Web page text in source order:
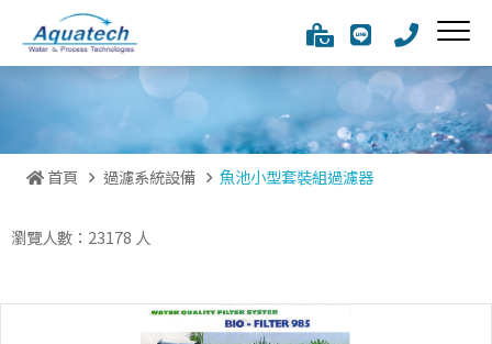
首頁 過濾系統設備 魚池小型套裝組過濾器
瀏覽人數：23178 人